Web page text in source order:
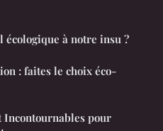
à notre insu ?
: faites le choix éco-
Incontournables pour